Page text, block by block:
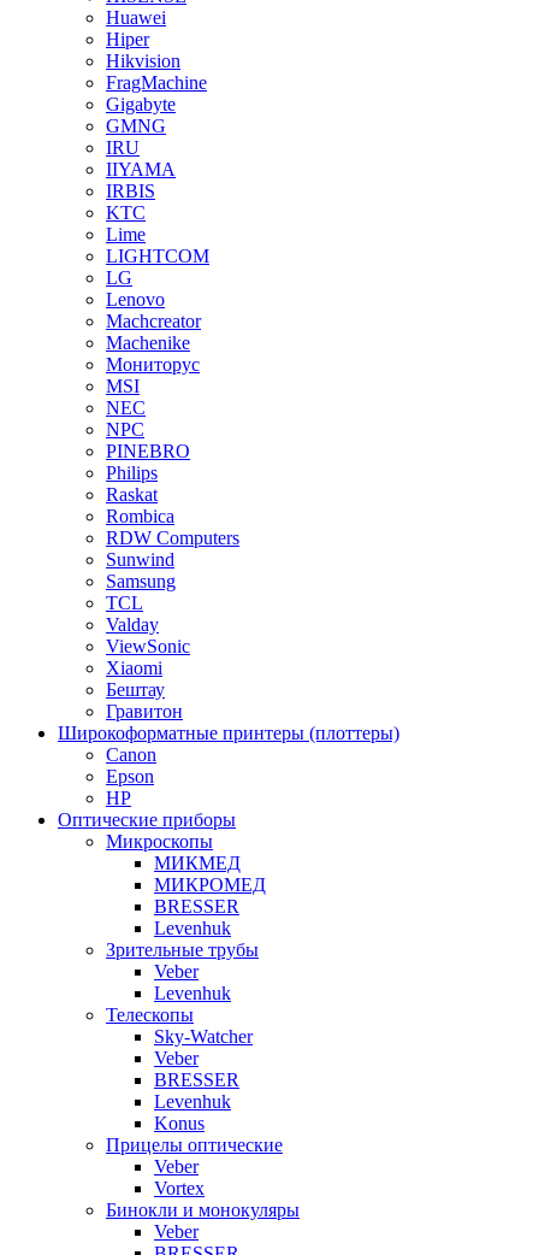
Huawei
Hiper
Hikvision
FragMachine
Gigabyte
GMNG
IRU
IIYAMA
IRBIS
KTC
Lime
LIGHTCOM
LG
Lenovo
Machcreator
Machenike
Мониторус
MSI
NEC
NPC
PINEBRO
Philips
Raskat
Rombica
RDW Computers
Sunwind
Samsung
TCL
Valday
ViewSonic
Xiaomi
Бештау
Гравитон
Широкоформатные принтеры (плоттеры)
Canon
Epson
HP
Оптические приборы
Микроскопы
МИКМЕД
МИКРОМЕД
BRESSER
Levenhuk
Зрительные трубы
Veber
Levenhuk
Телескопы
Sky-Watcher
Veber
BRESSER
Levenhuk
Konus
Прицелы оптические
Veber
Vortex
Бинокли и монокуляры
Veber